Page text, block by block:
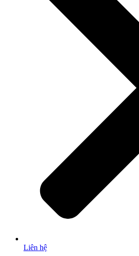
Liên hệ